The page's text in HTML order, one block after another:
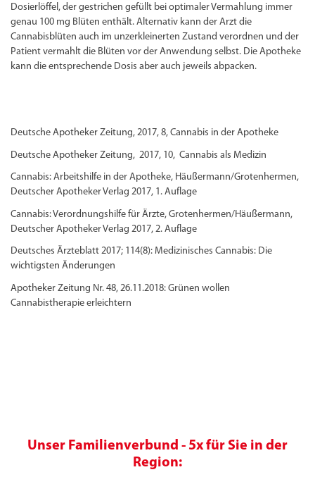
Dosierlöffel, der gestrichen gefüllt bei optimaler Vermahlung immer
genau 100 mg Blüten enthält. Alternativ kann der Arzt die
Cannabisblüten auch im unzerkleinerten Zustand verordnen und der
Patient vermahlt die Blüten vor der Anwendung selbst. Die Apotheke
kann die entsprechende Dosis aber auch jeweils abpacken.
Deutsche Apotheker Zeitung, 2017, 8, Cannabis in der Apotheke
Deutsche Apotheker Zeitung, 2017, 10, Cannabis als Medizin
Cannabis: Arbeitshilfe in der Apotheke, Häußermann/Grotenhermen,
Deutscher Apotheker Verlag 2017, 1. Auflage
Cannabis: Verordnungshilfe für Ärzte, Grotenhermen/Häußermann,
Deutscher Apotheker Verlag 2017, 2. Auflage
Deutsches Ärzteblatt 2017; 114(8): Medizinisches Cannabis: Die
wichtigsten Änderungen
Apotheker Zeitung Nr. 48, 26.11.2018: Grünen wollen
Cannabistherapie erleichtern
Unser Familienverbund - 5x für Sie in der
Region: